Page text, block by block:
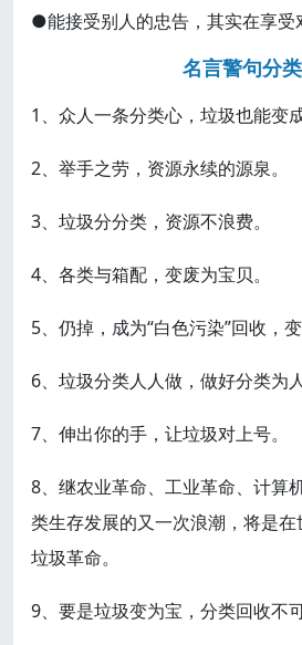
●能接受别人的忠告，其实在享受
名言警句分
1、众人一条分类心，垃圾也能变成
2、举手之劳，资源永续的源泉。
3、垃圾分分类，资源不浪费。
4、各类与箱配，变废为宝贝。
5、仍掉，成为“白色污染”回收，变
6、垃圾分类人人做，做好分类为人
7、伸出你的手，让垃圾对上号。
8、继农业革命、工业革命、计算
类生存发展的又一次浪潮，将是
垃圾革命。
9、要是垃圾变为宝，分类回收不可